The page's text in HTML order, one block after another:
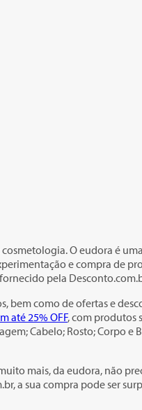
O eudora é
e compra de
pela
bem como de ofertas e
até 25% OFF, com produtos
Cabelo; Rosto; Corpo e
mais, da eudora, não
a sua compra pode ser